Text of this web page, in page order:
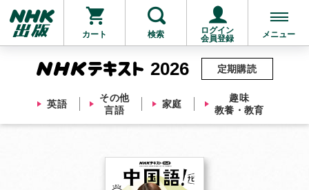
カート 検索
ログイン
会員登録
メニュー
2026
英語
その他
言語
家庭
趣味
教養・教育
定期購読
他にも商品を買う